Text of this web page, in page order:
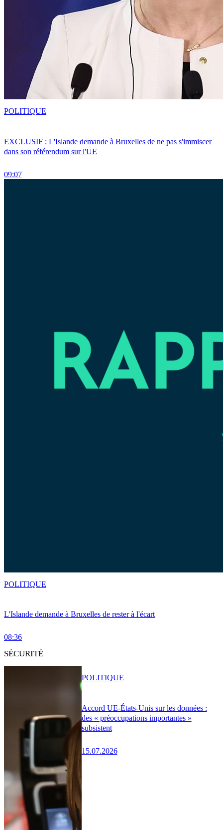
EXCLUSIF : L'Islande demande à Bruxelles de ne pas s'immiscer
dans son référendum sur l'UE
09:07
POLITIQUE
L'Islande demande à Bruxelles de rester à l'écart
08:36
POLITIQUE
SÉCURITÉ
Accord UE-États-Unis sur les données :
des « préoccupations importantes »
subsistent
15.07.2026
POLITIQUE